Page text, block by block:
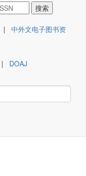
| 中外文电子图书资
| DOAJ